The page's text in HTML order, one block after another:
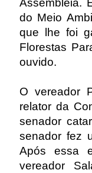
Assembleia.
do Meio
que lhe foi
Florestas
ouvido.
O vereador
relator da
senador
senador fez
Após essa
vereador